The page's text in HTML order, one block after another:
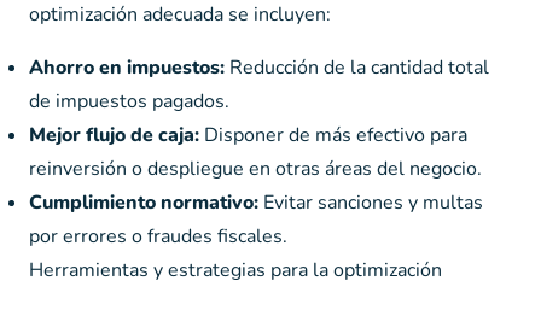
optimización adecuada se incluyen:
Ahorro en impuestos: Reducción de la cantidad total
de impuestos pagados.
Mejor flujo de caja: Disponer de más efectivo para
reinversión o despliegue en otras áreas del negocio.
Cumplimiento normativo: Evitar sanciones y multas
por errores o fraudes fiscales.
Herramientas y estrategias para la optimización